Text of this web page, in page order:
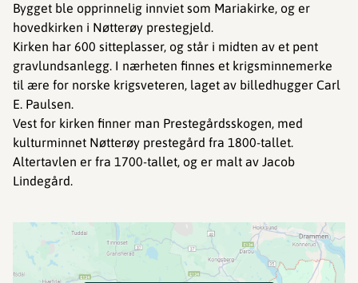
Bygget ble opprinnelig innviet som Mariakirke, og er
hovedkirken i Nøtterøy prestegjeld.
Kirken har 600 sitteplasser, og står i midten av et pent
gravlundsanlegg. I nærheten finnes et krigsminnemerke
til ære for norske krigsveteren, laget av billedhugger Carl
E. Paulsen.
Vest for kirken finner man Prestegårdsskogen, med
kulturminnet Nøtterøy prestegård fra 1800-tallet.
Altertavlen er fra 1700-tallet, og er malt av Jacob
Lindegård.